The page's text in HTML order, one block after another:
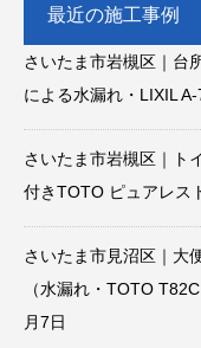
最近の施工事例
さいたま市岩槻区｜台
による水漏れ・LIXIL A-
さいたま市岩槻区｜ト
付きTOTO ピュアレス
さいたま市見沼区｜大
（水漏れ・TOTO
月7日